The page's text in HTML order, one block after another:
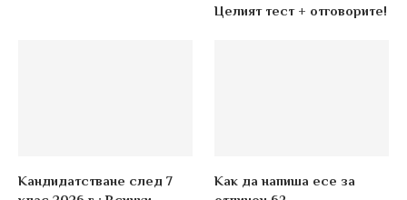
Целият тест + отговорите!
Кандидатстване след 7
Как да напиша есе за